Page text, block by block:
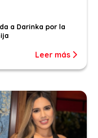
a Darinka por la
Leer más